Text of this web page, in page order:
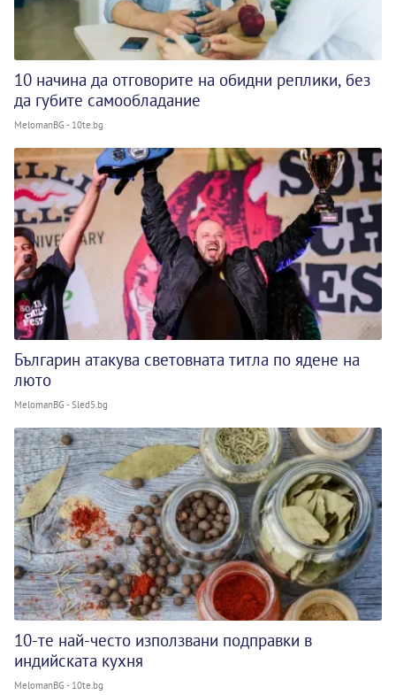
10 начина да отговорите на обидни реплики, без
да губите самообладание
MelomanBG - 10te.bg
Българин атакува световната титла по ядене на
люто
MelomanBG - Sled5.bg
10-те най-често използвани подправки в
индийската кухня
MelomanBG - 10te.bg